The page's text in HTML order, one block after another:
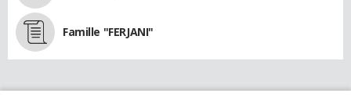
Famille "FERJANI"